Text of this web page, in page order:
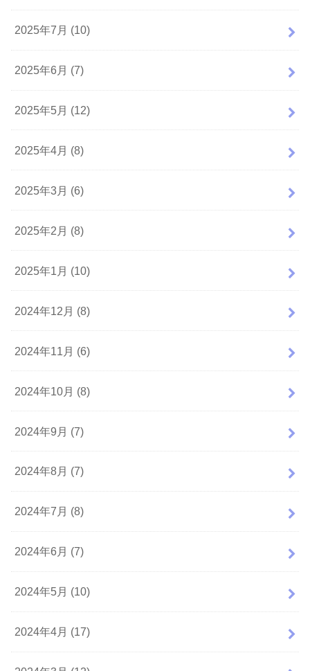
2025年7月 (10)
2025年6月 (7)
2025年5月 (12)
2025年4月 (8)
2025年3月 (6)
2025年2月 (8)
2025年1月 (10)
2024年12月 (8)
2024年11月 (6)
2024年10月 (8)
2024年9月 (7)
2024年8月 (7)
2024年7月 (8)
2024年6月 (7)
2024年5月 (10)
2024年4月 (17)